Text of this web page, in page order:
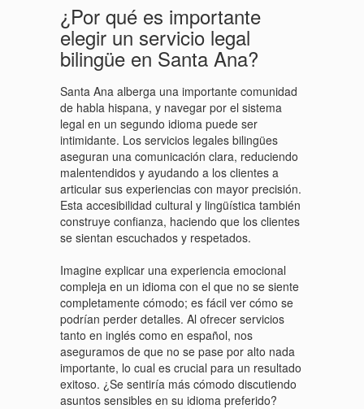
¿Por qué es importante
elegir un servicio legal
bilingüe en Santa Ana?
Santa Ana alberga una importante comunidad
de habla hispana, y navegar por el sistema
legal en un segundo idioma puede ser
intimidante. Los servicios legales bilingües
aseguran una comunicación clara, reduciendo
malentendidos y ayudando a los clientes a
articular sus experiencias con mayor precisión.
Esta accesibilidad cultural y lingüística también
construye confianza, haciendo que los clientes
se sientan escuchados y respetados.
Imagine explicar una experiencia emocional
compleja en un idioma con el que no se siente
completamente cómodo; es fácil ver cómo se
podrían perder detalles. Al ofrecer servicios
tanto en inglés como en español, nos
aseguramos de que no se pase por alto nada
importante, lo cual es crucial para un resultado
exitoso. ¿Se sentiría más cómodo discutiendo
asuntos sensibles en su idioma preferido?